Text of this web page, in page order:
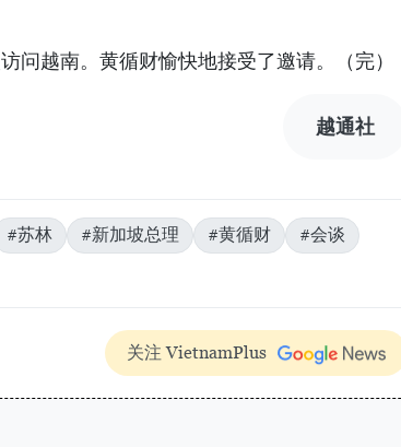
问越南。黄循财愉快地接受了邀请。（完）
越通社
#苏林 #新加坡总理 #黄循财
#会谈
关注 VietnamPlus